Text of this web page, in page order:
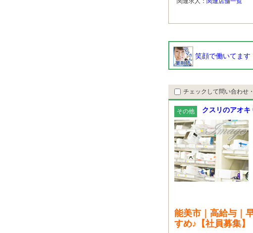
笑顔で働いてます
チェックして問い合わせ
その他 クスリのアオキ
能美市｜高給与｜
すめ♪【社員募集】